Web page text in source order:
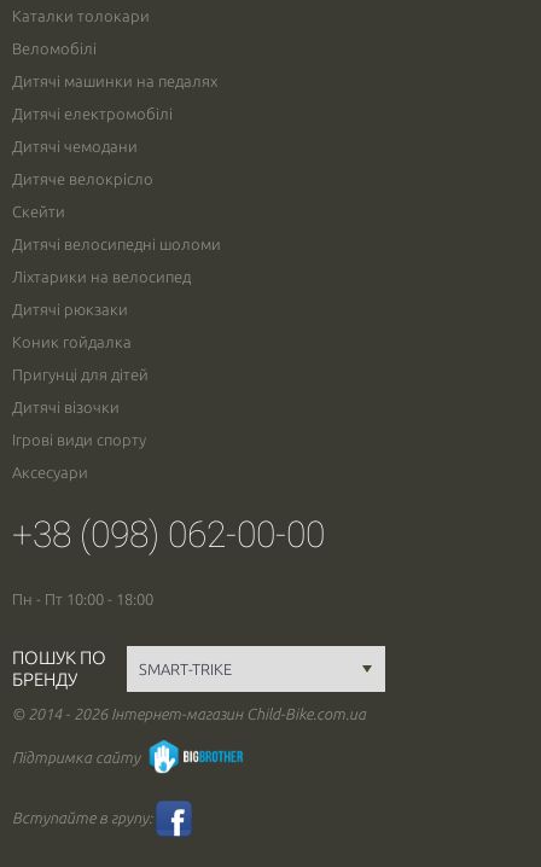
Каталки толокари
Веломобілі
Дитячі машинки на педалях
Дитячі електромобілі
Дитячі чемодани
Дитяче велокрісло
Скейти
Дитячі велосипедні шоломи
Ліхтарики на велосипед
Дитячі рюкзаки
Коник гойдалка
Пригунці для дітей
Дитячі візочки
Ігрові види спорту
Аксесуари
+38 (098) 062-00-00
Пн - Пт 10:00 - 18:00
ПОШУК ПО
БРЕНДУ
© 2014 - 2026 Інтернет-магазин Child-Bike.com.ua
Підтримка сайту
Вступайте в групу: